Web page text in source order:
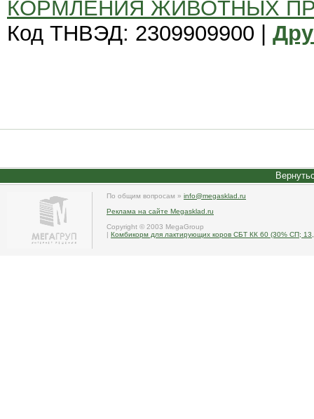
КОРМЛЕНИЯ ЖИВОТНЫХ
Код ТНВЭД: 2309909900 |
По общим вопросам » info@megasklad.ru
Реклама на сайте Megasklad.ru
Copyright © 2003 MegaGroup
| Комбикорм для лактирующих коров СБТ КК 60 (30% СП;